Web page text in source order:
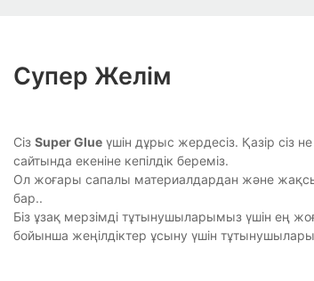
Супер Желім
Сіз Super Glue үшін дұрыс жердесіз. Қазір сіз
сайтында екеніне кепілдік береміз.
Ол жоғары сапалы материалдардан және
бар..
Біз ұзақ мерзімді тұтынушыларымыз үшін ең
бойынша жеңілдіктер ұсыну үшін